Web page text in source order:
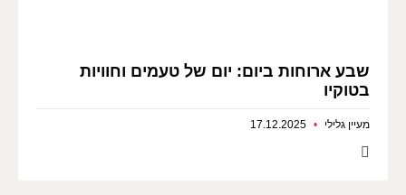
שבע ארוחות ביום: יום של טעמים וחוויות
בטוקיו
מעיין גלילי